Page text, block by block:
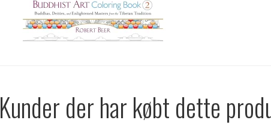
Kunder der har købt dette